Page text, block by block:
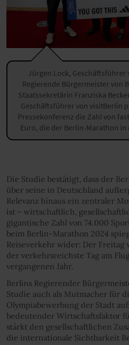
Jürgen Lock, Geschäftsführer
Regierende Bürgermeister von
Staatssekretärin Franziska
Geschäftsführer von visitBerlin
Pressekonferenz die Zahl von
Euro, die der Berlin-Marathon
Die Studie bestätigt, dass der
über seine in Deutschland
Relevanz hinaus ein zentraler
ist – wirtschaftlich,
gigantische Zahl von 74.000
beim Berlin-Marathon 2024
Reiseverkehr wider: Der Freitag
der verkehrsreichste Tag am
vergangenen Jahr.
Berlins Regierender
Studie auch als Mutmacher für
Olympiabewerbung der Stadt
bedeutender Wirtschaftsfaktor
stärkt den gesellschaftlichen
die internationale Sichtbarkeit